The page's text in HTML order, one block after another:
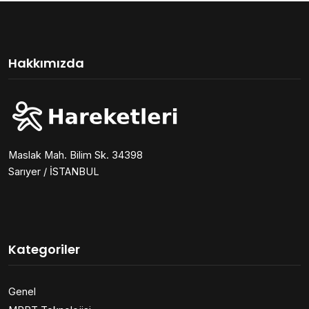
Hakkımızda
Maslak Mah. Bilim Sk. 34398
Sarıyer / İSTANBUL
Kategoriler
Genel